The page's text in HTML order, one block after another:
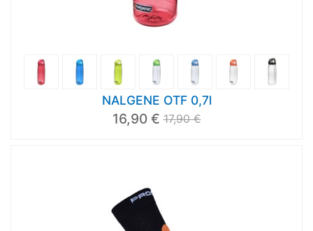
NALGENE OTF 0,7l
16,90 € 17,90 €